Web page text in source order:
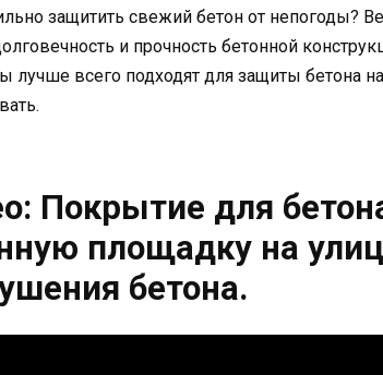
защитить свежий бетон от непогоды?
и прочность бетонной
лучше всего подходят для защиты бетона
Покрытие для
площадку на
бетона.